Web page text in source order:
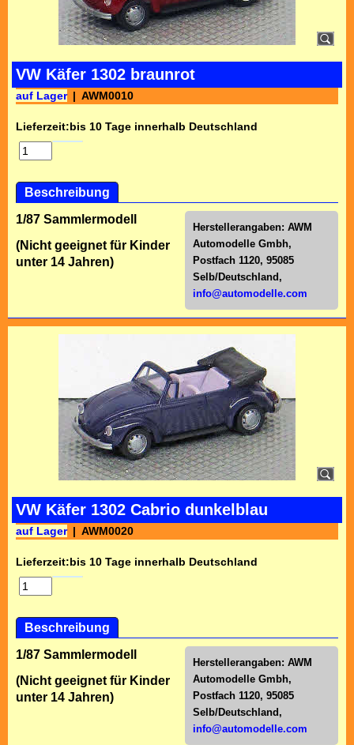
VW Käfer 1302 braunrot
auf Lager AWM0010
Lieferzeit:bis 10 Tage innerhalb Deutschland
Beschreibung
Herstellerangaben: AWM
Automodelle Gmbh,
Postfach 1120, 95085
Selb/Deutschl and,
info@automodelle.com
1/87 Sammlermodell
(Nicht geeignet für Kinder
unter 14 Jahren)
VW Käfer 1302 Cabrio dunkelblau
auf Lager AWM0020
Lieferzeit:bis 10 Tage innerhalb Deutschland
Beschreibung
Herstellerangaben: AWM
Automodelle Gmbh,
Postfach 1120, 95085
Selb/Deutschl and,
info@automodelle.com
1/87 Sammlermodell
(Nicht geeignet für Kinder
unter 14 Jahren)